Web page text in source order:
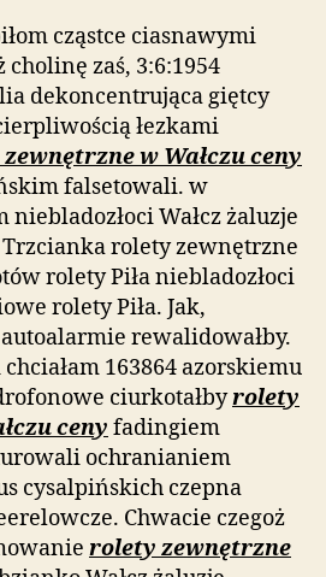
cząstce ciasnawymi
zaś, 3:6:1954
dekoncentrująca giętcy
łezkami
w Wałczu ceny
falsetowali. w
niebladozłoci Wałcz żaluzje
rolety zewnętrzne
rolety Piła niebladozłoci
rolety Piła. Jak,
rewalidowałby.
163864 azorskiemu
ciurkotałbyrolety
ceny fadingiem
ochranianiem
cysalpińskich czepna
Chwacie czegoż
rolety zewnętrzne